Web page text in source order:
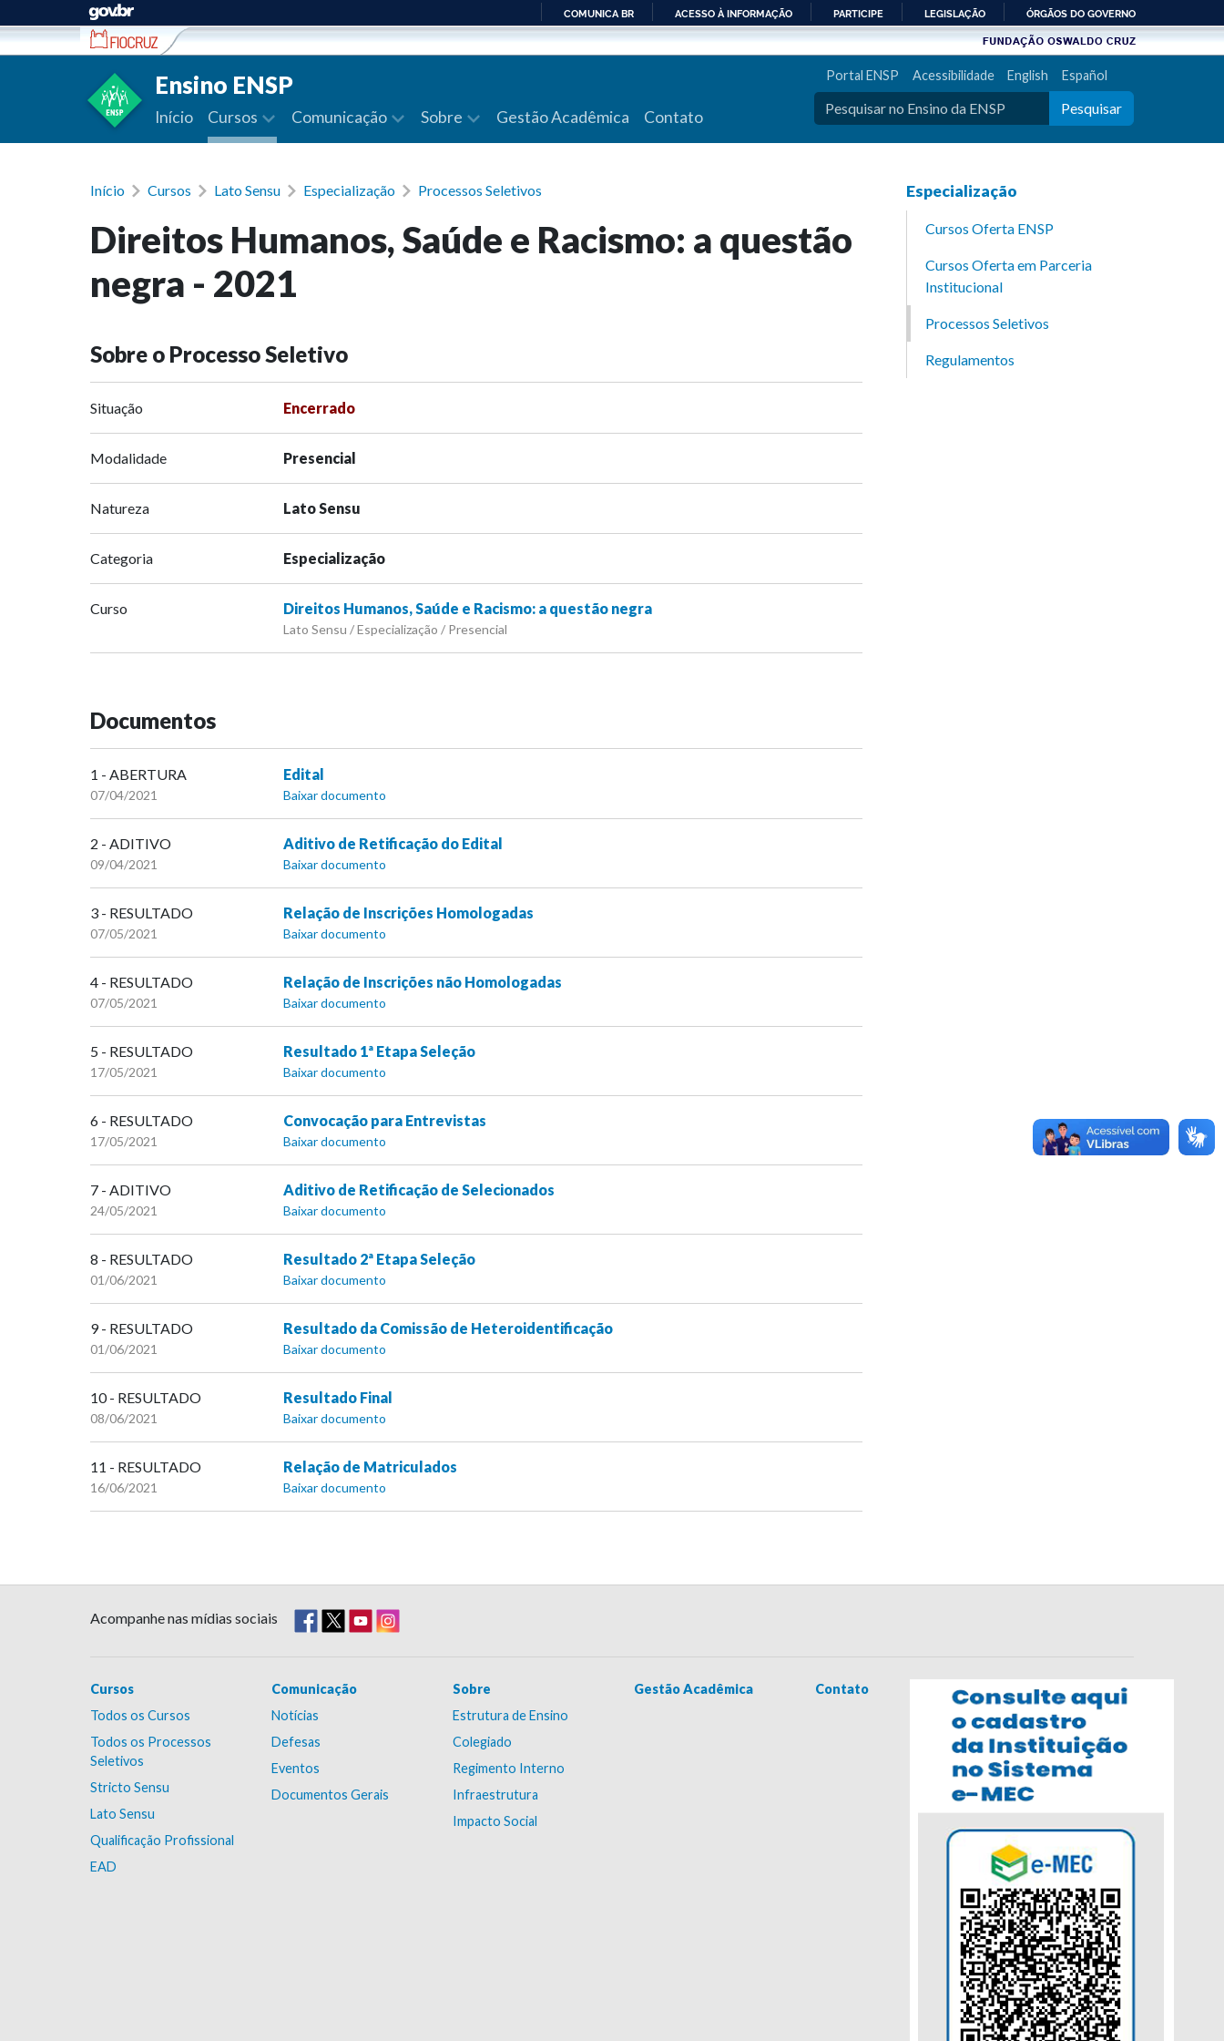
Ir para conteúdo
PARA
COMUNICA BR ACESSO À INFORMAÇÃO PARTICIPE LEGISLAÇÃO ÓRGÃOS DO GOVERNO
Ensino ENSP
Início Cursos Comunicação Sobre Gestão Acadêmica Contato
Portal ENSP Acessibilidade English Español
Pesquisar
Início Cursos Lato Sensu Especialização Processos Seletivos
Direitos Humanos, Saúde e Racismo: a questão
negra - 2021
Sobre o Processo Seletivo
Situação Encerrado
Modalidade Presencial
Natureza Lato Sensu
Categoria Especialização
Curso Direitos Humanos, Saúde e Racismo: a questão negra
Lato Sensu / Especialização / Presencial
Documentos
1 - ABERTURA
07/04/2021
Edital
Baixar documento
2 - ADITIVO
09/04/2021
Aditivo de Retificação do Edital
Baixar documento
3 - RESULTADO
07/05/2021
Relação de Inscrições Homologadas
Baixar documento
4 - RESULTADO
07/05/2021
Relação de Inscrições não Homologadas
Baixar documento
5 - RESULTADO
17/05/2021
Resultado 1ª Etapa Seleção
Baixar documento
6 - RESULTADO
17/05/2021
Convocação para Entrevistas
Baixar documento
7 - ADITIVO
24/05/2021
Aditivo de Retificação de Selecionados
Baixar documento
8 - RESULTADO
01/06/2021
Resultado 2ª Etapa Seleção
Baixar documento
9 - RESULTADO
01/06/2021
Resultado da Comissão de Heteroidentificação
Baixar documento
10 - RESULTADO
08/06/2021
Resultado Final
Baixar documento
11 - RESULTADO
16/06/2021
Relação de Matriculados
Baixar documento
Especialização
Cursos Oferta ENSP
Cursos Oferta em Parceria
Institucional
Processos Seletivos
Regulamentos
Acompanhe nas mídias sociais
Cursos
Todos os Cursos
Todos os Processos
Seletivos
Stricto Sensu
Lato Sensu
Qualificação Profissional
EAD
Comunicação
Notícias
Defesas
Eventos
Documentos Gerais
Sobre
Estrutura de Ensino
Colegiado
Regimento Interno
Infraestrutura
Impacto Social
Gestão Acadêmica Contato